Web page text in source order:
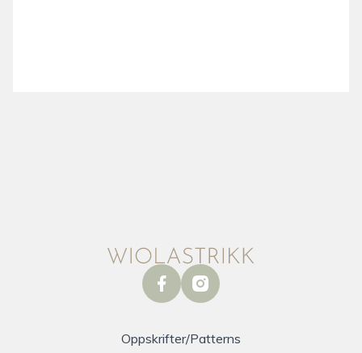
facebookinstagram
Oppskrifter/Patterns